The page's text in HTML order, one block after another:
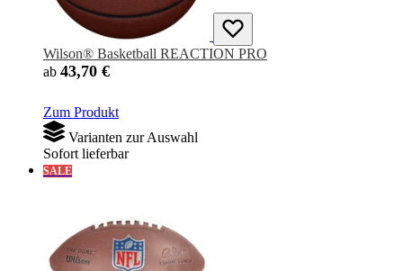
Wilson® Basketball REACTION PRO
ab 43,70 €
Zum Produkt
Varianten zur Auswahl
Sofort lieferbar
SALE